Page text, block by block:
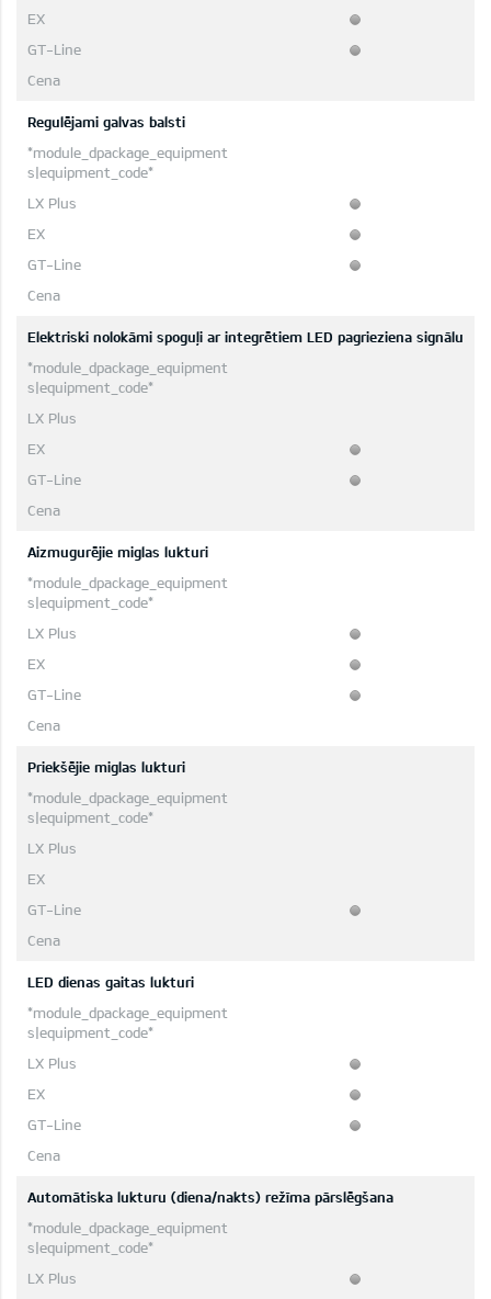
Regulējami galvas balsti
Elektriski nolokāmi spoguļi ar integrētiem LED pagrieziena signālu
Aizmugurējie miglas lukturi
Priekšējie miglas lukturi
LED dienas gaitas lukturi
Automātiska lukturu (diena/nakts) režīma pārslēgšana